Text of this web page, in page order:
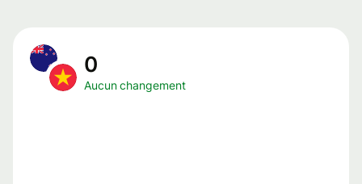
0
Aucun changement